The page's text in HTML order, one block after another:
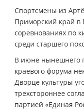
Спортсмены из
Приморский край в
соревнованиях по
среди старшего
В июне нынешнего
краевого форума
Дворце культуры
трехстороннее
партией «Единая